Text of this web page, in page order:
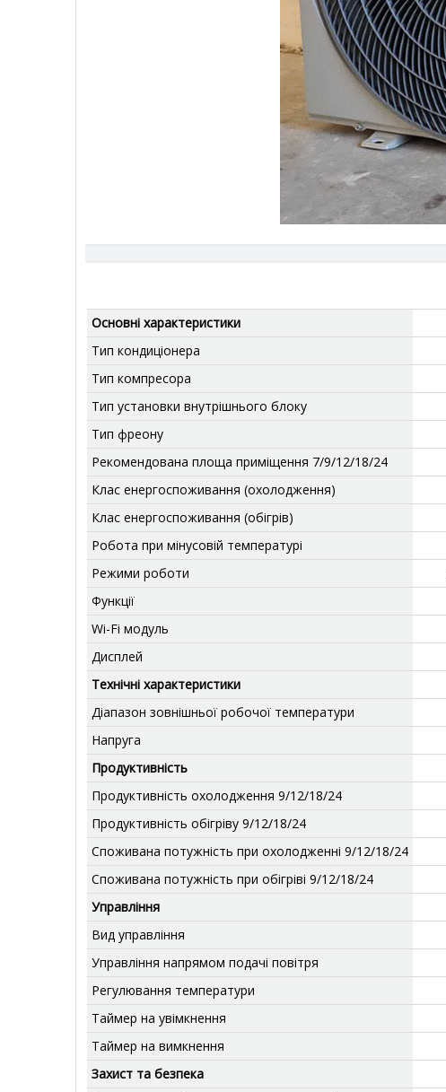
Основні характеристики
Тип кондиціонера
Тип компресора
Тип установки внутрішнього блоку
Тип фреону
Рекомендована площа приміщення 7/9/12/18/24
Клас енергоспоживання (охолодження)
Клас енергоспоживання (обігрів)
Робота при мінусовій температурі
Режими роботи
Функції
Wi-Fi модуль
Дисплей
Технічні характеристики
Діапазон зовнішньої робочої температури
Напруга
Продуктивність
Продуктивність охолодження 9/12/18/24
Продуктивність обігріву 9/12/18/24
Споживана потужність при охолодженні 9/12/18/24
Споживана потужність при обігріві 9/12/18/24
Управління
Вид управління
Управління напрямом подачі повітря
Регулювання температури
Таймер на увімкнення
Таймер на вимкнення
Захист та безпека